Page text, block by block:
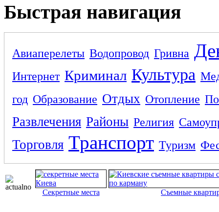
Быстрая навигация
Авиаперелеты Водопровод Гривна
Интернет Криминал Культура
год Образование Отдых Отопление
Развлечения Районы Религия
Торговля Транспорт Туризм
Секретные места Съемные